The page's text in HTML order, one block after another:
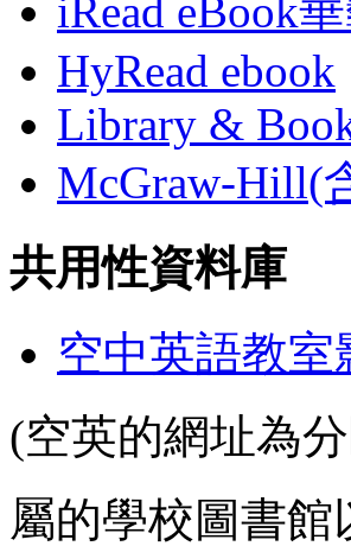
iRead eBook
HyRead ebook
Library &
McGraw-Hill(
共用性資料庫
空中英語教
(空英的網址為
屬的學校圖書